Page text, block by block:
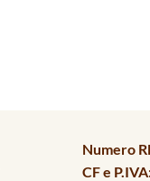
Numero
CF e